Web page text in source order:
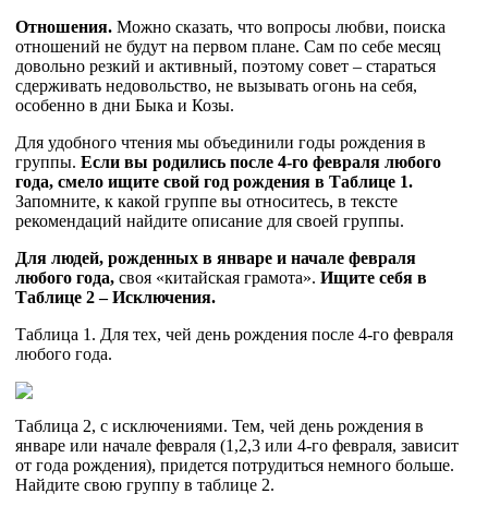
Отношения. Можно сказать, что вопросы любви, поиска
отношений не будут на первом плане. Сам по себе месяц
довольно резкий и активный, поэтому совет – стараться
сдерживать недовольство, не вызывать огонь на себя,
особенно в дни Быка и Козы.
Для удобного чтения мы объединили годы рождения в
группы. Если вы родились после 4-го февраля любого
года, смело ищите свой год рождения в Таблице 1.
Запомните, к какой группе вы относитесь, в тексте
рекомендаций найдите описание для своей группы.
Для людей, рожденных в январе и начале февраля
любого года, своя «китайская грамота». Ищите себя в
Таблице 2 – Исключения.
Таблица 1. Для тех, чей день рождения после 4-го февраля
любого года.
Таблица 2, с исключениями. Тем, чей день рождения в
январе или начале февраля (1,2,3 или 4-го февраля, зависит
от года рождения), придется потрудиться немного больше.
Найдите свою группу в таблице 2.